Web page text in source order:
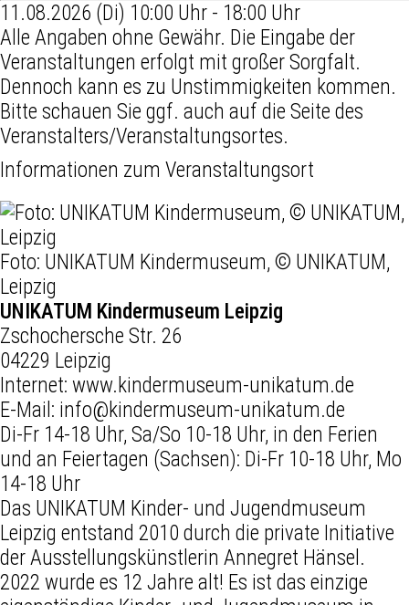
11.08.2026 (Di) 10:00 Uhr - 18:00 Uhr
Alle Angaben ohne Gewähr. Die Eingabe der
Veranstaltungen erfolgt mit großer Sorgfalt.
Dennoch kann es zu Unstimmigkeiten kommen.
Bitte schauen Sie ggf. auch auf die Seite des
Veranstalters/Veranstaltungsortes.
Informationen zum Veranstaltungsort
Foto: UNIKATUM Kindermuseum, © UNIKATUM,
Leipzig
UNIKATUM Kindermuseum Leipzig
Zschochersche Str. 26
04229 Leipzig
Internet: www.kindermuseum-unikatum.de
E-Mail: info@kindermuseum-unikatum.de
Di-Fr 14-18 Uhr, Sa/So 10-18 Uhr, in den Ferien
und an Feiertagen (Sachsen): Di-Fr 10-18 Uhr, Mo
14-18 Uhr
Das UNIKATUM Kinder- und Jugendmuseum
Leipzig entstand 2010 durch die private Initiative
der Ausstellungskünstlerin Annegret Hänsel.
2022 wurde es 12 Jahre alt! Es ist das einzige